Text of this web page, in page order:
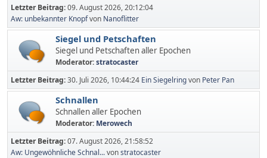
Letzter Beitrag:09. August 2026, 20:12:04
Aw: unbekannter Knopfvon Nanoflitter
Siegel und Petschaften
Siegel und Petschaften aller Epochen
Moderator:stratocaster
Letzter Beitrag:30. Juli 2026, 10:44:24 Ein Siegelringvon Peter Pan
Schnallen
Schnallen aller Epochen
Moderator: Merowech
Letzter Beitrag:07. August 2026, 21:58:52
Aw: Ungewöhnliche Schnal...vonstratocaster